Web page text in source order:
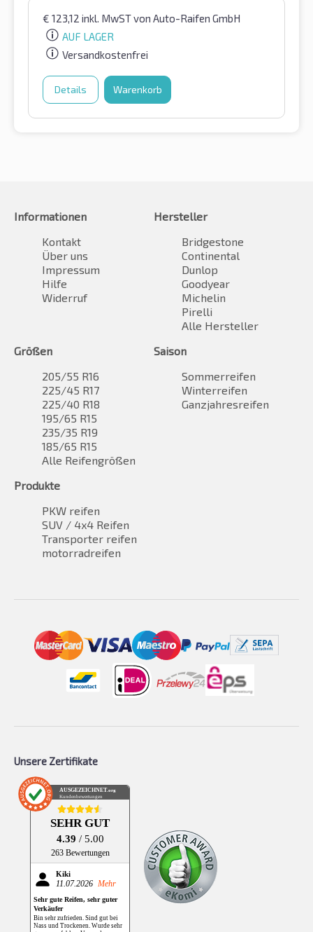
€ 123,12 inkl. MwSTvon Auto-Raifen GmbH
AUF LAGER
Versandkostenfrei
Details Warenkorb
Informationen
Kontakt
Über uns
Impressum
Hilfe
Widerruf
Hersteller
Bridgestone
Continental
Dunlop
Goodyear
Michelin
Pirelli
Alle Hersteller
Größen
205/55 R16
225/45 R17
225/40 R18
195/65 R15
235/35 R19
185/65 R15
Alle Reifengrößen
Saison
Sommerreifen
Winterreifen
Ganzjahresreifen
Produkte
PKW reifen
SUV / 4x4 Reifen
Transporter reifen
motorradreifen
Unsere Zertifikate
AUSGEZEICHNET.org
Kundenbewertungen
SEHR GUT
4.39 / 5.00
263 Bewertungen
Kiki
11.07.2026 Mehr
Sehr gute Reifen, sehr guter
Verkäufer
Bin sehr zufrieden. Sind gut bei
Nass und Trockenen. Wurde sehr